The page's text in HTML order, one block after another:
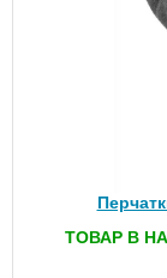
ТОВАР В